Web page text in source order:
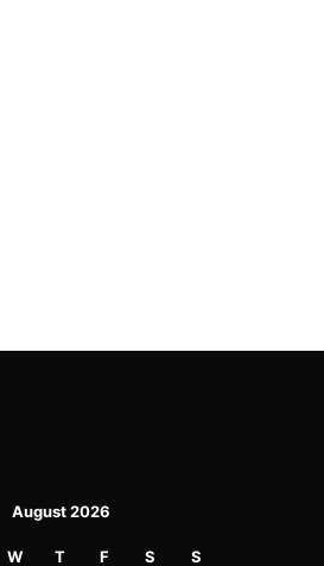
August 2026
W T F S S